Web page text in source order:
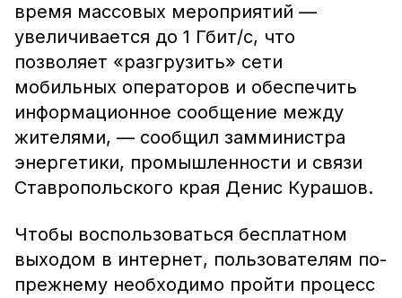
время массовых мероприятий —
увеличивается до 1 Гбит/с, что
позволяет «разгрузить» сети
мобильных операторов и обеспечить
информационное сообщение между
жителями, — сообщил замминистра
энергетики, промышленности и связи
Ставропольского края Денис Курашов.
Чтобы воспользоваться бесплатном
выходом в интернет, пользователям по-
прежнему необходимо пройти процесс